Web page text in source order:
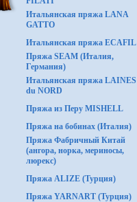
Итальянская пряжа LANA
GATTO
Итальянская пряжа ECAFIL
Пряжа SEAM (Италия,
Германия)
Итальянская пряжа LAINES
du NORD
Пряжа из Перу MISHELL
Пряжа на бобинах (Италия)
Пряжа Фабричный Китай
(ангора, норка, мериносы,
люрекс)
Пряжа ALIZE (Турция)
Пряжа YARNART (Турция)